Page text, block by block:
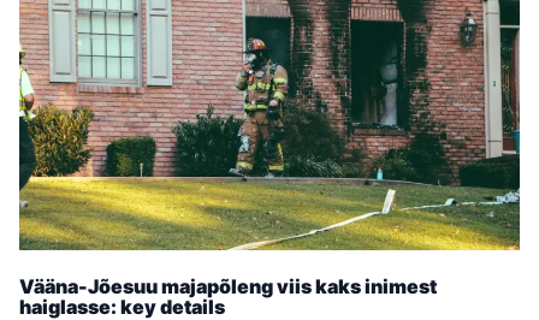
Vääna-Jõesuu majapõleng viis kaks inimest
haiglasse: key details